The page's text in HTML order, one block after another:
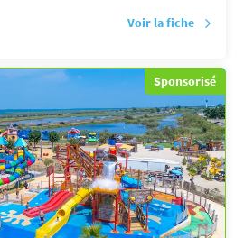
Voir la fiche
Sponsorisé